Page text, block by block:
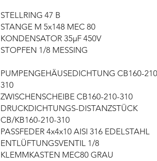
STELLRING 47 B
STANGE M 5x148 MEC 80
KONDENSATOR 35µF 450V
STOPFEN 1/8 MESSING
PUMPENGEHÄUSEDICHTUNG CB160-
310
ZWISCHENSCHEIBE CB160-210-310
DRUCKDICHTUNGS-DISTANZSTÜCK
CB/KB160-210-310
PASSFEDER 4x4x10 AISI 316 EDELSTAHL
ENTLÜFTUNGSVENTIL 1/8
KLEMMKASTEN MEC80 GRAU